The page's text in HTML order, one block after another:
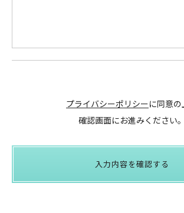
プライバシーポリシーに同意の
確認画面にお進みください。
入力内容を確認する